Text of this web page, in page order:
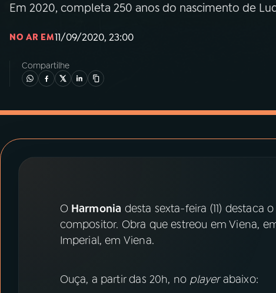
03PROGRAMAÇÃO
05PODCASTS
PRÊMIO RÁDIO MEC
ACOMPANHE A RÁDIO MEC
Em 2020, completa 250 anos do nascimento de
NO AR EM11/09/2020, 23:00
Compartilhe
O Harmonia desta sexta-feira (11) destaca
compositor. Obra que estreou em Viena,
Imperial, em Viena.
Ouça, a partir das 20h, no playerabaixo: